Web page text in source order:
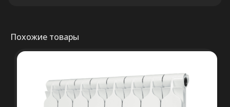
Похожие товары
правильный выбор.